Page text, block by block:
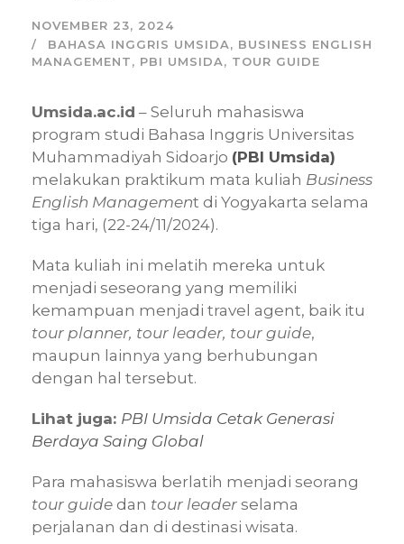
NOVEMBER 23, 2024
BAHASA INGGRIS UMSIDA, BUSINESS ENGLISH
MANAGEMENT, PBI UMSIDA, TOUR GUIDE
Umsida.ac.id – Seluruh mahasiswa
program studi Bahasa Inggris Universitas
Muhammadiyah Sidoarjo (PBI Umsida)
melakukan praktikum mata kuliah Business
English Management di Yogyakarta selama
tiga hari, (22-24/11/2024).
Mata kuliah ini melatih mereka untuk
menjadi seseorang yang memiliki
kemampuan menjadi travel agent, baik itu
tour planner, tour leader, tour guide,
maupun lainnya yang berhubungan
dengan hal tersebut.
Lihat juga: PBI Umsida Cetak Generasi
Berdaya Saing Global
Para mahasiswa berlatih menjadi seorang
tour guide dan tour leader selama
perjalanan dan di destinasi wisata.